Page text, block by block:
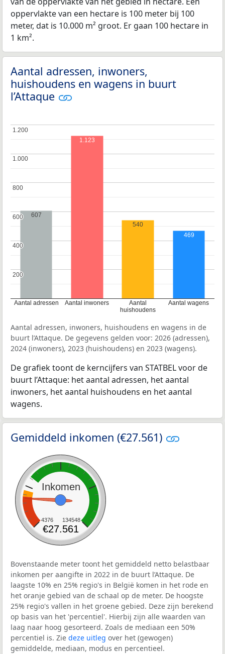
oppervlakte van een hectare is 100 meter bij 100
meter, dat is 10.000 m² groot. Er gaan 100 hectare in
1 km².
Aantal adressen, inwoners,
huishoudens en wagens in buurt
l’Attaque
Aantal adressen Aantal inwoners
Aantal
huishoudens
Aantal wagens
200
200
400
400
600
600
800
800
1.000
1.000
1.200
1.200
607
1.123
540
469
Aantal adressen, inwoners, huishoudens en wagens in de
buurt l’Attaque. De gegevens gelden voor: 2026 (adressen),
2024 (inwoners), 2023 (huishoudens) en 2023 (wagens).
De grafiek toont de kerncijfers van STATBEL voor de
buurt l’Attaque: het aantal adressen, het aantal
inwoners, het aantal huishoudens en het aantal
wagens.
Gemiddeld inkomen (€27.561)
Inkomen
4376 134548
€27.561
Bovenstaande meter toont het gemiddeld netto belastbaar
inkomen per aangifte in 2022 in de buurt l’Attaque. De
laagste 10% en 25% regio's in België komen in het rode en
het oranje gebied van de schaal op de meter. De hoogste
25% regio's vallen in het groene gebied. Deze zijn berekend
op basis van het 'percentiel'. Hierbij zijn alle waarden van
laag naar hoog gesorteerd. Zoals de mediaan een 50%
percentiel is. Zie deze uitleg over het (gewogen)
gemiddelde, mediaan, modus en percentieel.